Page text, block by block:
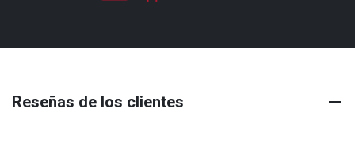
Reseñas de los clientes